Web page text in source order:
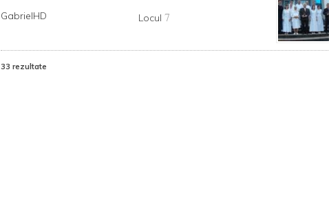
GabrielHD Locul7
33 rezultate